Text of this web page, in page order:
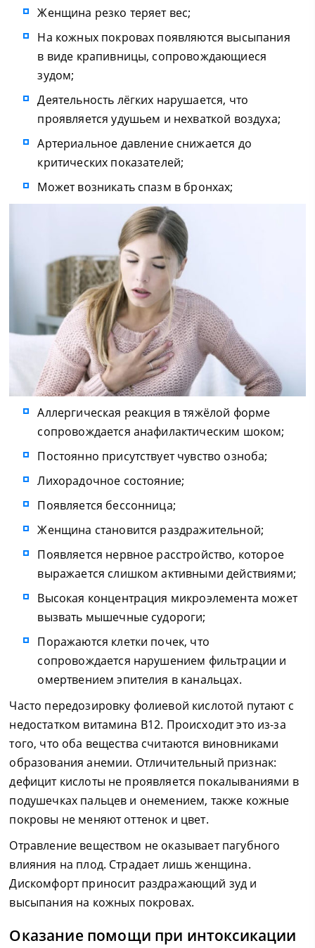
Женщина резко теряет вес;
На кожных покровах появляются высыпания
в виде крапивницы, сопровождающиеся
зудом;
Деятельность лёгких нарушается, что
проявляется удушьем и нехваткой воздуха;
Артериальное давление снижается до
критических показателей;
Может возникать спазм в бронхах;
Аллергическая реакция в тяжёлой форме
сопровождается анафилактическим шоком;
Постоянно присутствует чувство озноба;
Лихорадочное состояние;
Появляется бессонница;
Женщина становится раздражительной;
Появляется нервное расстройство, которое
выражается слишком активными действиями;
Высокая концентрация микроэлемента может
вызвать мышечные судороги;
Поражаются клетки почек, что
сопровождается нарушением фильтрации и
омертвением эпителия в канальцах.
Часто передозировку фолиевой кислотой путают с
недостатком витамина В12. Происходит это из-за
того, что оба вещества считаются виновниками
образования анемии. Отличительный признак:
дефицит кислоты не проявляется покалываниями в
подушечках пальцев и онемением, также кожные
покровы не меняют оттенок и цвет.
Отравление веществом не оказывает пагубного
влияния на плод. Страдает лишь женщина.
Дискомфорт приносит раздражающий зуд и
высыпания на кожных покровах.
Оказание помощи при интоксикации